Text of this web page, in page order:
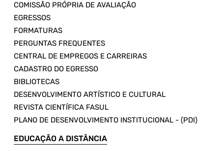
COMISSÃO PRÓPRIA DE AVALIAÇÃO
EGRESSOS
FORMATURAS
PERGUNTAS FREQUENTES
CENTRAL DE EMPREGOS E CARREIRAS
CADASTRO DO EGRESSO
BIBLIOTECAS
DESENVOLVIMENTO ARTÍSTICO E CULTURAL
REVISTA CIENTÍFICA FASUL
PLANO DE DESENVOLVIMENTO INSTITUCIONAL - (PDI)
EDUCAÇÃO A DISTÂNCIA